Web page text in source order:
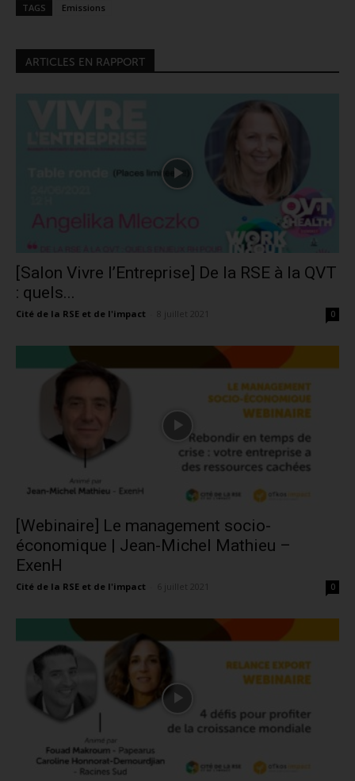
TAGS Emissions
ARTICLES EN RAPPORT
[Salon Vivre l’Entreprise] De la RSE à la QVT
: quels...
Cité de la RSE et de l'impact 8 juillet 2021 0
[Webinaire] Le management socio-
économique | Jean-Michel Mathieu –
ExenH
Cité de la RSE et de l'impact 6 juillet 2021 0